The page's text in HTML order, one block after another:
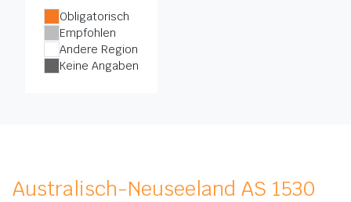
Obligatorisch
Empfohlen
Andere Region
Keine Angaben
Australisch-Neuseeland AS 1530